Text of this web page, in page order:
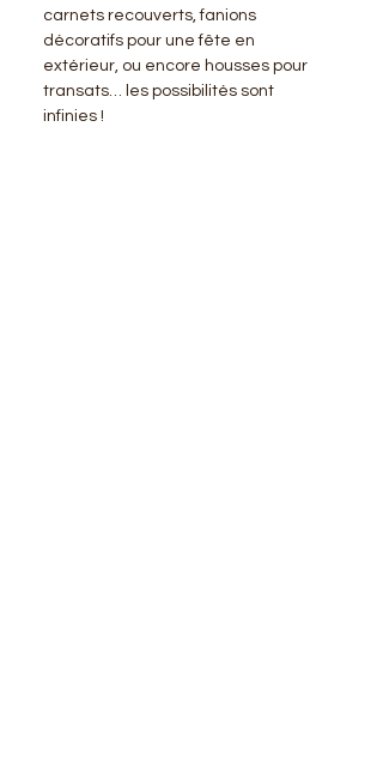
carnets recouverts, fanions
décoratifs pour une fête en
extérieur, ou encore housses pour
transats… les possibilités sont
infinies !